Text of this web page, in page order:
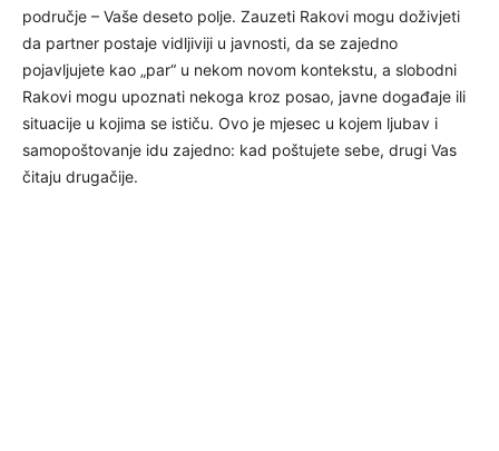
područje – Vaše deseto polje. Zauzeti Rakovi mogu doživjeti
da partner postaje vidljiviji u javnosti, da se zajedno
pojavljujete kao „par“ u nekom novom kontekstu, a slobodni
Rakovi mogu upoznati nekoga kroz posao, javne događaje ili
situacije u kojima se ističu. Ovo je mjesec u kojem ljubav i
samopoštovanje idu zajedno: kad poštujete sebe, drugi Vas
čitaju drugačije.